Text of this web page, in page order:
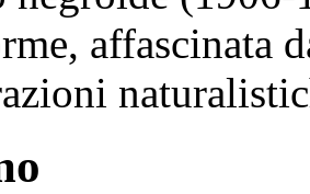
affascinata